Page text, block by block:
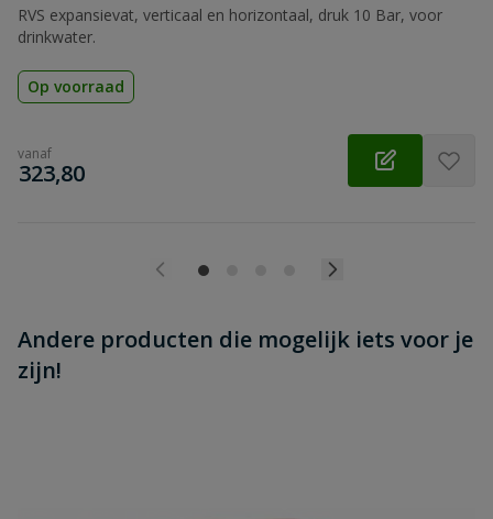
RVS expansievat, verticaal en horizontaal, druk 10 Bar, voor
drinkwater.
Op voorraad
vanaf
€
323,80
Andere producten die mogelijk iets voor je
zijn!